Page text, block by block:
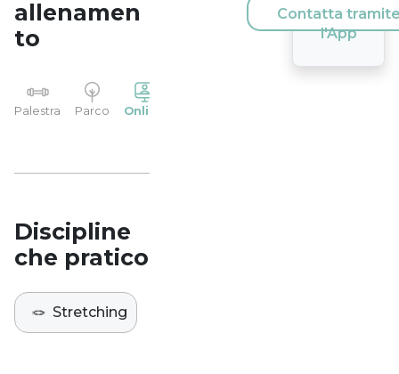
allenamen
to
Palestra Parco Online
Discipline
che pratico
🪢 Stretching
Contatta
l'App